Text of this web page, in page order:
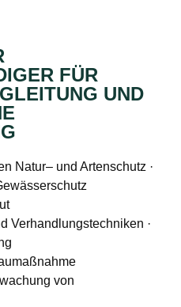
FÜR
UND
Natur– und Artenschutz ·
Verhandlungstechniken ·
von